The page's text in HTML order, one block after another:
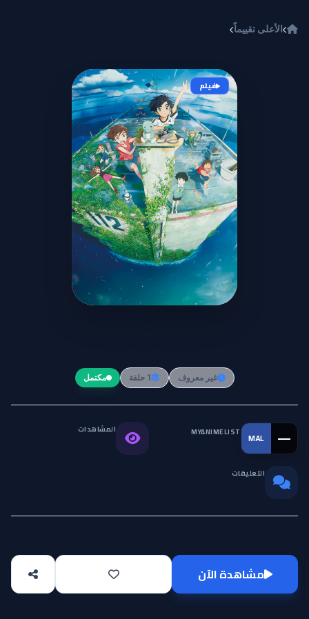
الأعلى تقييماً
فيلم
Ame wo Tsugeru Hyouryuu
غير معروف 1 حلقة مكتمل
MAL —
MYANIMELIST المشاهدات
التعليقات
مشاهدة الآن